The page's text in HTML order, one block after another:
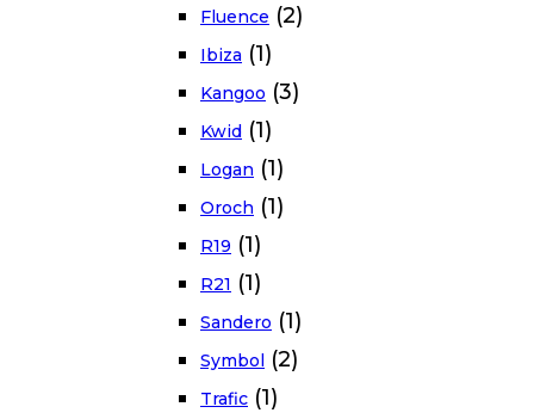
Fluence (2)
Ibiza (1)
Kangoo (3)
Kwid (1)
Logan (1)
Oroch (1)
R19 (1)
R21 (1)
Sandero (1)
Symbol (2)
Trafic (1)